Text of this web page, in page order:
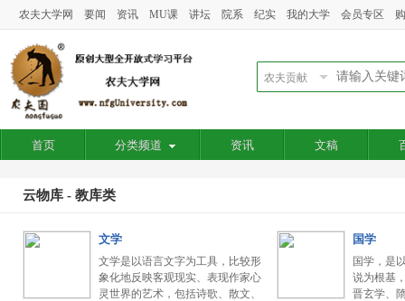
农夫大学网 要闻 资讯 MU课 讲坛 院系 纪实 我的大学 会员专区
首页 分类频道 资讯 文稿
云物库 - 教库类
文学
文学是以语言文字为工具，比较形
象化地反映客观现实、表现作家心
灵世界的艺术，包括诗歌、散文、
国学
国学，是
说为根基
晋玄学、